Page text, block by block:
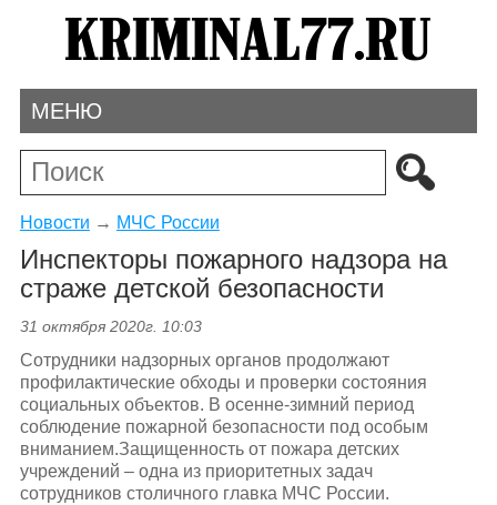
МЕНЮ
Новости → МЧС России
Инспекторы пожарного надзора на
страже детской безопасности
31 октября 2020г. 10:03
Сотрудники надзорных органов продолжают
профилактические обходы и проверки состояния
социальных объектов. В осенне-зимний период
соблюдение пожарной безопасности под особым
вниманием.Защищенность от пожара детских
учреждений – одна из приоритетных задач
сотрудников столичного главка МЧС России.